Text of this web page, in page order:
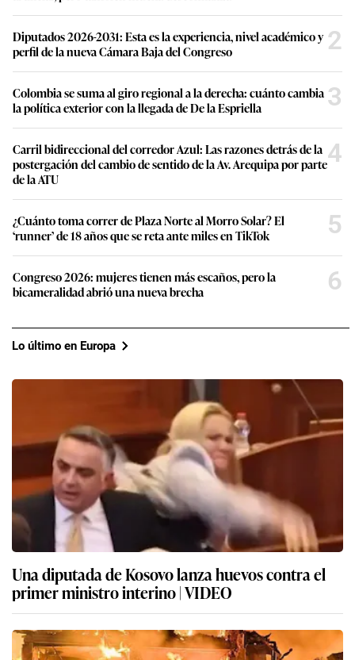
Diputados 2026-2031: Esta es la experiencia, nivel académico y
perfil de la nueva Cámara Baja del Congreso
2
Colombia se suma al giro regional a la derecha: cuánto cambia
la política exterior con la llegada de De la Espriella
3
Carril bidireccional del corredor Azul: Las razones detrás de la
postergación del cambio de sentido de la Av. Arequipa por parte
de la ATU
4
¿Cuánto toma correr de Plaza Norte al Morro Solar? El
‘runner’ de 18 años que se reta ante miles en TikTok
5
Congreso 2026: mujeres tienen más escaños, pero la
bicameralidad abrió una nueva brecha
6
Lo último en Europa
Una diputada de Kosovo lanza huevos contra el
primer ministro interino | VIDEO